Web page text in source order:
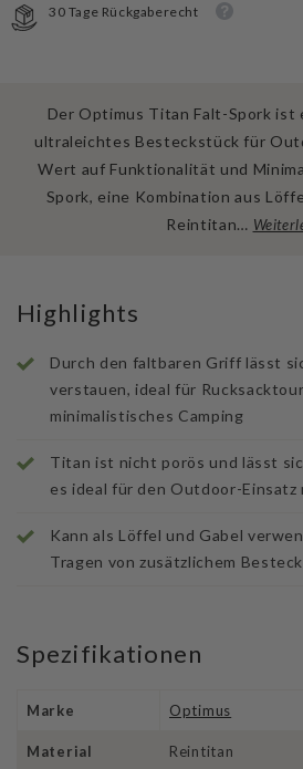
30 Tage Rückgaberecht
Der Optimus Titan Falt-Spork ist
ultraleichtes Besteckstück für
Wert auf Funktionalität und
Spork, eine Kombination aus
Reintitan…
Highlights
Durch den faltbaren Griff lässt
verstauen, ideal für
minimalistisches Camping
Titan ist nicht porös und lässt
es ideal für den Outdoor-Einsatz
Kann als Löffel und Gabel
Tragen von zusätzlichem
Spezifikationen
Marke Optimus
Material Reintitan